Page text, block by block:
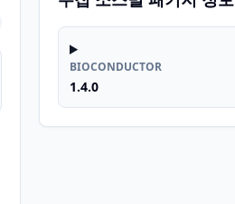
BIOCONDUCTOR
1.4.0